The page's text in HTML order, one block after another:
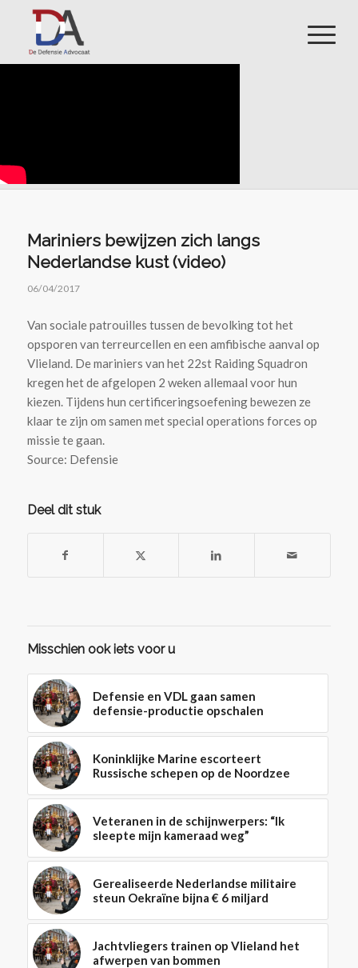
Mariniers bewijzen zich langs
Nederlandse kust (video)
06/04/2017
Van sociale patrouilles tussen de bevolking tot het
opsporen van terreurcellen en een amfibische aanval op
Vlieland. De mariniers van het 22st Raiding Squadron
kregen het de afgelopen 2 weken allemaal voor hun
kiezen. Tijdens hun certificeringsoefening bewezen ze
klaar te zijn om samen met special operations forces op
missie te gaan.
Source: Defensie
Deel dit stuk
Misschien ook iets voor u
Defensie en VDL gaan samen
defensie-productie opschalen
Koninklijke Marine escorteert
Russische schepen op de Noordzee
Veteranen in de schijnwerpers: “Ik
sleepte mijn kameraad weg”
Gerealiseerde Nederlandse militaire
steun Oekraïne bijna € 6 miljard
Jachtvliegers trainen op Vlieland het
afwerpen van bommen